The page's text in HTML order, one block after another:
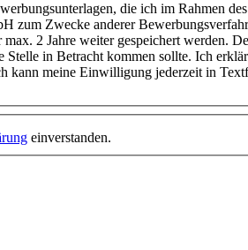
die ich im Rahmen
zum Zwecke anderer
2 Jahre weiter gespeichert werden.
in Betracht kommen sollte. Ich
kann meine Einwilligung jederzeit in
einverstanden.